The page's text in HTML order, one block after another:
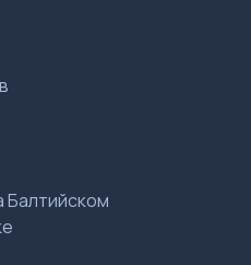
Балтийском